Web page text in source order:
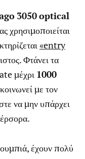
3050optical
χρησιμοποιείται
«entry
Φτάνει τα
μέχρι 1000
με τον
να μην υπάρχει
έχουν πολύ